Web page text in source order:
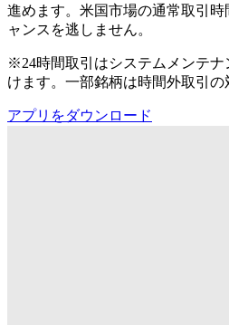
進めます。米国市場の通常取引時
ャンスを逃しません。
※24時間取引はシステムメンテ
けます。一部銘柄は時間外取引の
アプリをダウンロード